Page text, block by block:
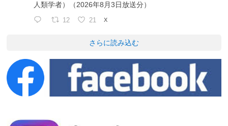
人類学者）（2026年8月3日放送分）
12 21 X
さらに読み込む